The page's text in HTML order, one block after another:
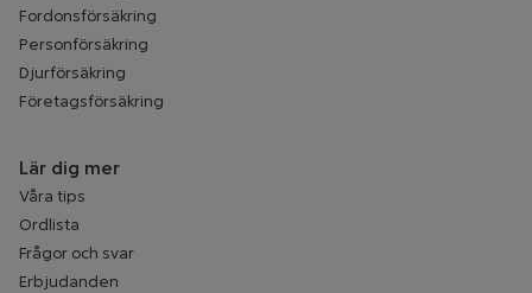
Fordonsförsäkring
Personförsäkring
Djurförsäkring
Företagsförsäkring
Lär dig mer
Våra tips
Ordlista
Frågor och svar
Erbjudanden